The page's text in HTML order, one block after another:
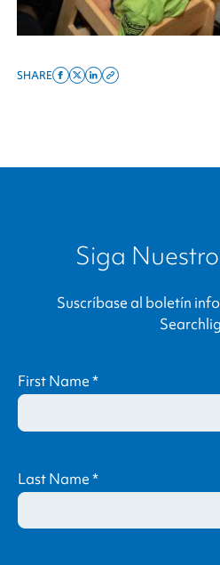
SHARE
ShareShareShareCopy
Siga
Suscríbase al boletín
First Name*
Last Name*